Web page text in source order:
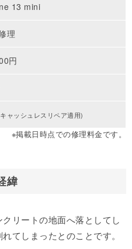
13 mini
理
円
ャッシュレスリペア適用)
※掲載日時点での修理料金です。
緯
リートの地面へ落としてし
てしまったとのことです。